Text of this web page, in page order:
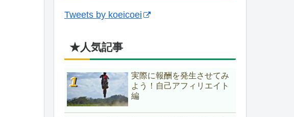
Tweets by koeicoei
★人気記事
実際に報酬を発生させてみ
よう！自己アフィリエイト
編